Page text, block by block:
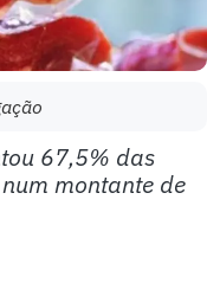
67,5% das
montante de